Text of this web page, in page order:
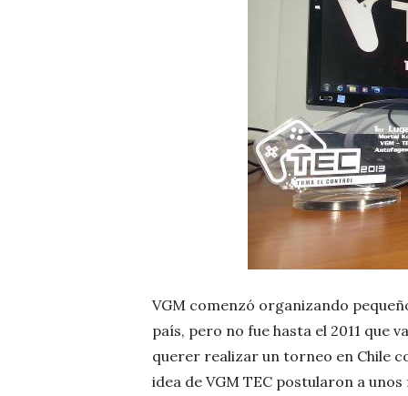
VGM comenzó organizando
país, pero no fue hasta el 2011 que
querer realizar un torneo en Chile
idea de VGM TEC postularon a